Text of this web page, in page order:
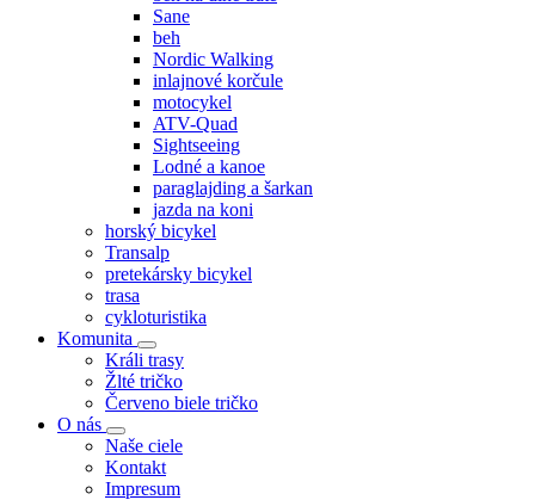
Sane
beh
Nordic Walking
inlajnové korčule
motocykel
ATV-Quad
Sightseeing
Lodné a kanoe
paraglajding a šarkan
jazda na koni
horský bicykel
Transalp
pretekársky bicykel
trasa
cykloturistika
Komunita
Králi trasy
Žlté tričko
Červeno biele tričko
O nás
Naše ciele
Kontakt
Impresum